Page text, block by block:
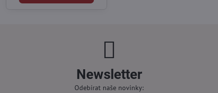
Newsletter
Odebírat naše novinky: